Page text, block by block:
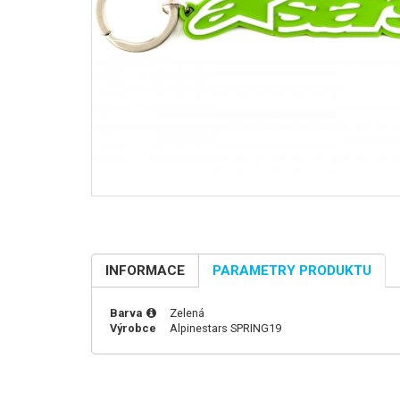
INFORMACE PARAMETRY PRODUKTU
Barva
Zelená
Výrobce
Alpinestars SPRING19